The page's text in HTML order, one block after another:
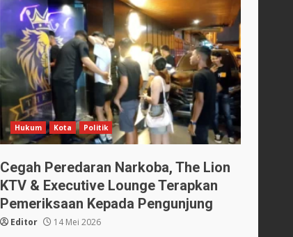
Hukum Kota Politik
Cegah Peredaran Narkoba, The Lion
KTV & Executive Lounge Terapkan
Pemeriksaan Kepada Pengunjung
Editor 14 Mei 2026